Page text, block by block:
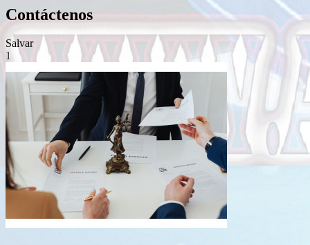
Contáctenos
Salvar
1